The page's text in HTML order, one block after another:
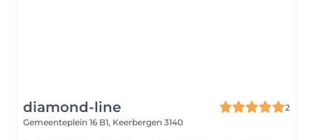
diamond-line
2
Gemeenteplein 16 B1, Keerbergen 3140